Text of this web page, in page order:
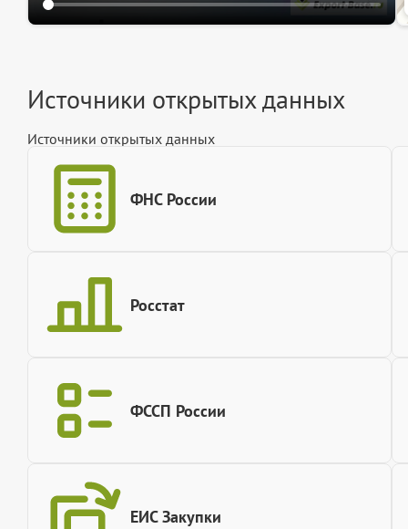
Источники открытых данных
Источники открытых данных
ФНС России
Росстат
ФССП России
ЕИС Закупки